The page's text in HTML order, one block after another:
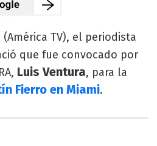
(América TV), el periodista
que fue convocado por
Luis Ventura, para la
Fierro en Miami.